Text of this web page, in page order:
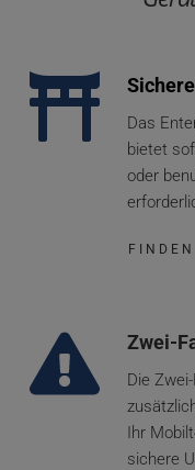
Das
bietet
oder
Zwei-
Die
Ihr
sichere